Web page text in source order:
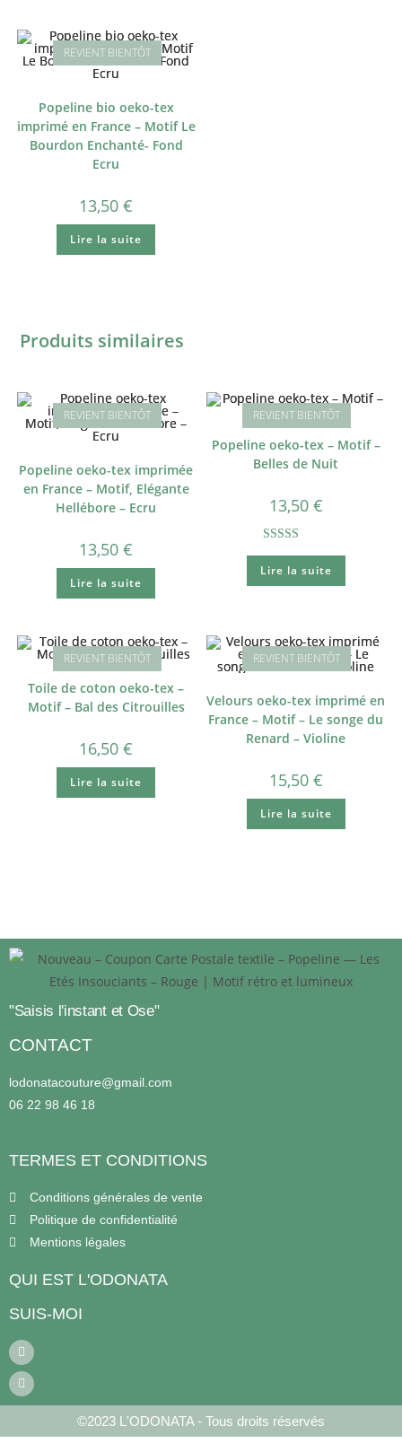
Popeline bio oeko-tex
imprimé en France – Motif Le
Bourdon Enchanté- Fond
Ecru
13,50€
Lire la suite
Produits similaires
Popeline oeko-tex imprimée
en France – Motif, Elégante
Hellébore – Ecru
13,50€
Lire la suite
Popeline oeko-tex – Motif –
Belles de Nuit
13,50 €
Note5.00
sur 5
Lire la suite
Toile de coton oeko-tex –
Motif – Bal des Citrouilles
16,50€
Lire la suite
Velours oeko-tex imprimé en
France – Motif – Le songe du
Renard – Violine
15,50 €
Lire la suite
"Saisis l'instant et Ose"
CONTACT
lodonatacouture@gmail.com
06 22 98 46 18
TERMES ET CONDITIONS
Conditions générales de vente
Politique de confidentialité
Mentions légales
QUI EST L'ODONATA
SUIS-MOI
©2023 L'ODONATA - Tous droits réservés